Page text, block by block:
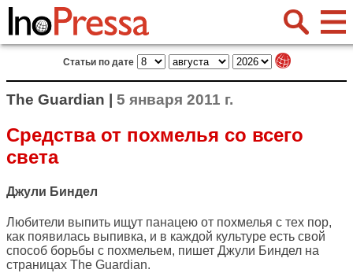
Статьи по дате
The Guardian | 5 января 2011 г.
Средства от похмелья со всего
света
Джули Биндел
Любители выпить ищут панацею от похмелья с тех пор,
как появилась выпивка, и в каждой культуре есть свой
способ борьбы с похмельем, пишет Джули Биндел на
страницах The Guardian.